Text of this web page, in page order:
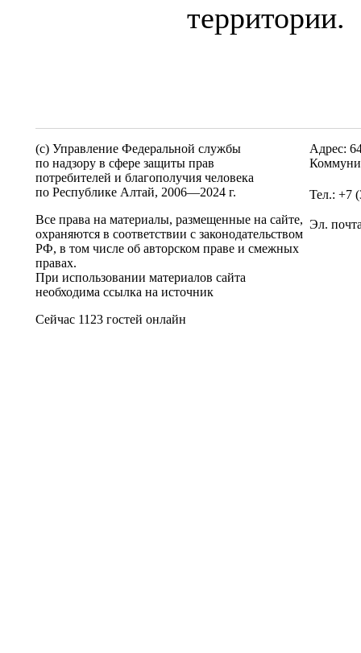
территории.
(c) Управление Федеральной службы
по надзору в сфере защиты прав
потребителей и благополучия человека
по Республике Алтай, 2006—2024 г.
Все права на материалы, размещенные на сайте,
охраняются в соответствии с законодательством
РФ, в том числе об авторском праве и смежных
правах.
При использовании материалов сайта
необходима ссылка на источник
Сейчас 1123 гостей онлайн
Адрес:
Тел.: +7
Эл.